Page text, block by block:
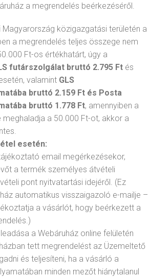
a megrendelés beérkezéséről.
Magyarország közigazgatási területén a
a megrendelés teljes összege nem
Ft-os értékhatárt, úgy a
futárszolgálat bruttó 2.795 Ft és
valamint GLS
bruttó 2.159 Ft és Posta
bruttó 1.778 Ft, amennyiben a
a 50.000 Ft-ot, akkor a
esetén:
email megérkezésekor,
a termék személyes átvételi
pont nyitvatartási idejéről. (Ez
automatikus visszaigazoló e-mailje –
a vásárlót, hogy beérkezett a
a Webáruház online felületén
tett megrendelést az Üzemeltető
és teljesíteni, ha a vásárló a
minden mezőt hiánytalanul